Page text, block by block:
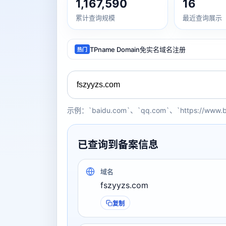
1,167,590
累计查询规模
16
最近查询展示
热门 TPname Domain免实名域名注册
示例：`baidu.com`、`qq.com`、`https://
已查询到备案信息
域名
fszyyzs.com
复制